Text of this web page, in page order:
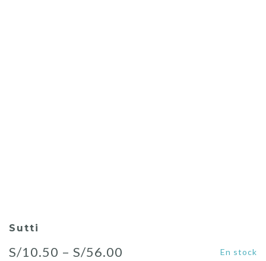
Sutti
S/10.50 – S/56.00 En stock